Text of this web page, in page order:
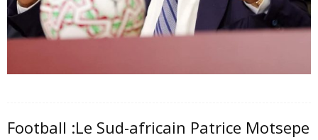
Football :Le Sud-africain Patrice Motsepe